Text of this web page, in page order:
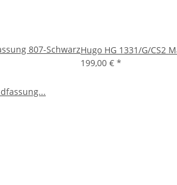
807-SchwarzHugo HG 1331/G/CS2
199,00 € *